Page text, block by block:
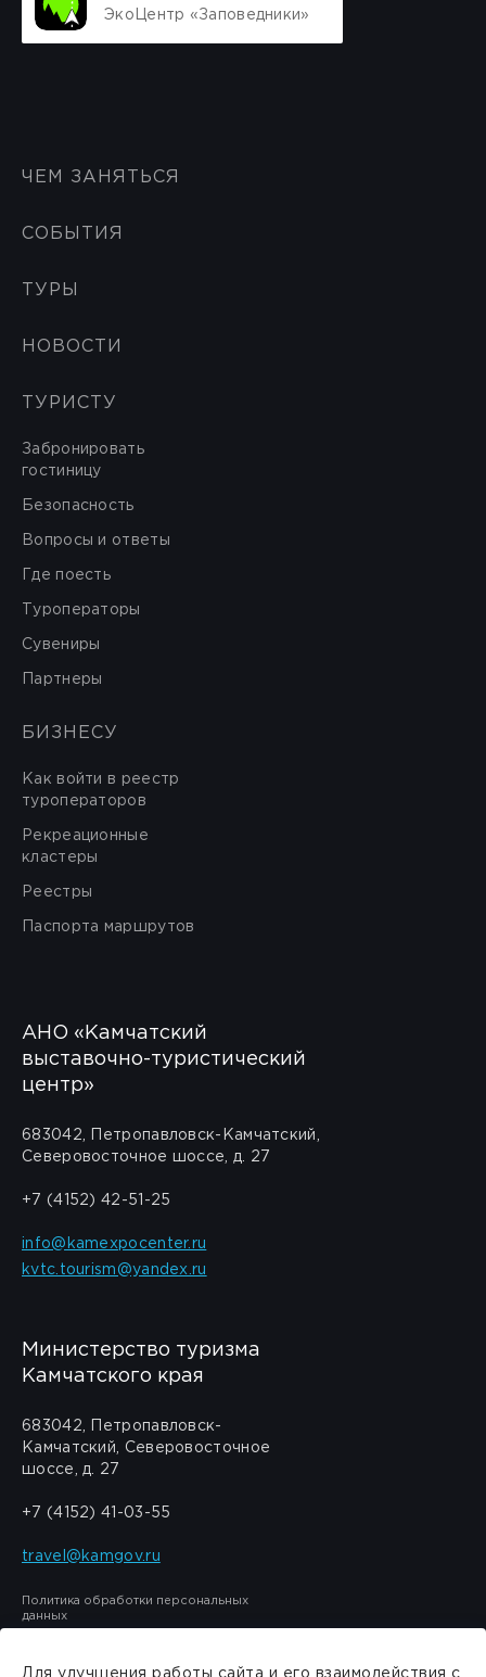
ЭкоЦентр «Заповедники»
ЧЕМ ЗАНЯТЬСЯ
СОБЫТИЯ
ТУРЫ
НОВОСТИ
ТУРИСТУ
Забронировать
гостиницу
Безопасность
Вопросы и ответы
Где поесть
Туроператоры
Сувениры
Партнеры
БИЗНЕСУ
Как войти в реестр
туроператоров
Рекреационные
кластеры
Реестры
Паспорта маршрутов
АНО «Камчатский
выставочно-туристический
центр»
683042, Петропавловск-Камчатский,
Северовосточное шоссе, д. 27
+7 (4152) 42-51-25
info@kamexpocenter.ru
kvtc.tourism@yandex.ru
Министерство туризма
Камчатского края
683042, Петропавловск-
Камчатский, Северовосточное
шоссе, д. 27
+7 (4152) 41-03-55
travel@kamgov.ru
Политика обработки персональных
данных
Для улучшения работы сайта и его взаимодействия с